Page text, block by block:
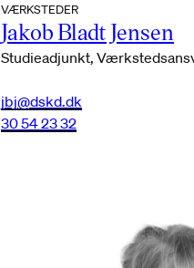
VÆRKSTEDER
Jakob Bladt Jensen
Studieadjunkt,
jbj@dskd.dk
30 54 23 32